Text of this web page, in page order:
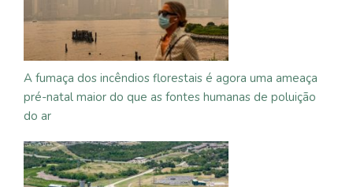
A fumaça dos incêndios florestais é agora uma ameaça
pré-natal maior do que as fontes humanas de poluição
do ar